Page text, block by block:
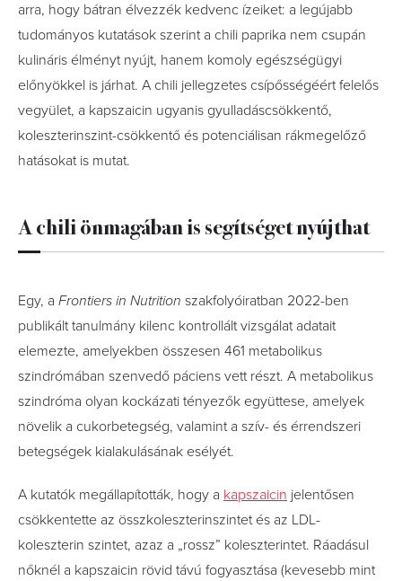
arra, hogy bátran élvezzék kedvenc ízeiket: a legújabb
tudományos kutatások szerint a chili paprika nem csupán
kulináris élményt nyújt, hanem komoly egészségügyi
előnyökkel is járhat. A chili jellegzetes csípősségéért felelős
vegyület, a kapszaicin ugyanis gyulladáscsökkentő,
koleszterinszint-csökkentő és potenciálisan rákmegelőző
hatásokat is mutat.
A chili önmagában is segítséget nyújthat
Egy, a Frontiers in Nutrition szakfolyóiratban 2022-ben
publikált tanulmány kilenc kontrollált vizsgálat adatait
elemezte, amelyekben összesen 461 metabolikus
szindrómában szenvedő páciens vett részt. A metabolikus
szindróma olyan kockázati tényezők együttese, amelyek
növelik a cukorbetegség, valamint a szív- és érrendszeri
betegségek kialakulásának esélyét.
A kutatók megállapították, hogy a kapszaicin jelentősen
csökkentette az összkoleszterinszintet és az LDL-
koleszterin szintet, azaz a „rossz” koleszterintet. Ráadásul
nőknél a kapszaicin rövid távú fogyasztása (kevesebb mint